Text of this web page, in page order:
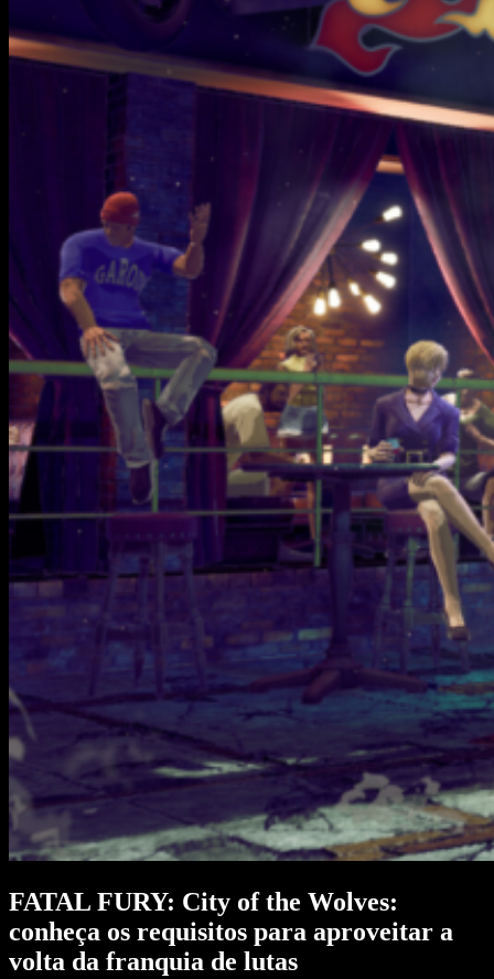
FATAL FURY: City of the Wolves:
conheça os requisitos para aproveitar a
volta da franquia de lutas